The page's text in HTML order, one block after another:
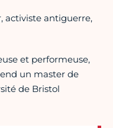
activiste antiguerre,
et performeuse,
un master de
de Bristol